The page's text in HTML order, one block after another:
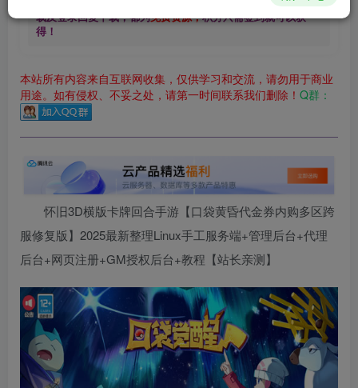
载及登录回复下载，都为免费资源，积分只需签到就可以获
得！
本站所有内容来自互联网收集，仅供学习和交流，请勿用于商业
用途。如有侵权、不妥之处，请第一时间联系我们删除！ Q群：
怀旧3D横版卡牌回合手游【口袋黄昏代金券内购多区跨
服修复版】2025最新整理Linux手工服务端+管理后台+代理
后台+网页注册+GM授权后台+教程【站长亲测】